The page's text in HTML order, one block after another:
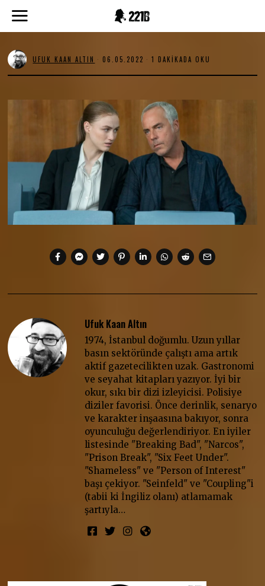
UFUK KAAN ALTIN 06.05.2022 0
.
2
2
2
1 DAKIKADA OKU
Ufuk Kaan Altın
1974, İstanbul doğumlu. Uzun yıllar
basın sektöründe çalıştı ama artık
aktif gazetecilikten uzak. Gastronomi
ve seyahat kitapları yazıyor. İyi bir
okur, sıkı bir dizi izleyicisi. Polisiye
diziler favorisi. Önce derinlik, senaryo
ve karakter inşaasına bakıyor, sonra
oyunculuğu değerlendiriyor. En iyiler
listesinde "Breaking Bad", "Narcos",
"Prison Break", "Six Feet Under".
"Shameless" ve "Person of Interest"
başı çekiyor. "Seinfeld" ve "Coupling"i
(tabii ki İngiliz olanı) atlamamak
şartıyla…